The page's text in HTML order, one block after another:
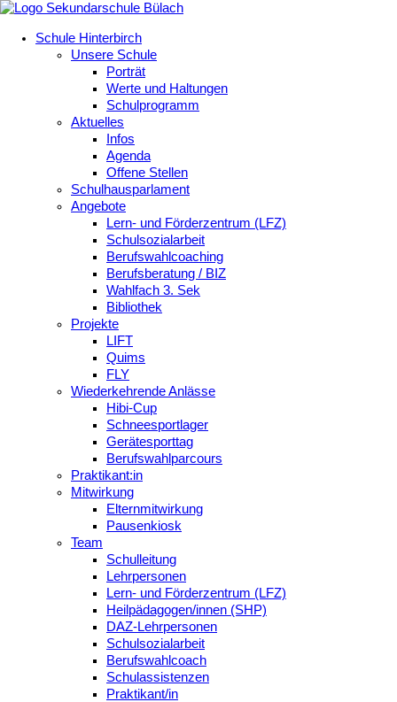
Schule Hinterbirch
Unsere Schule
Porträt
Werte und Haltungen
Schulprogramm
Aktuelles
Infos
Agenda
Offene Stellen
Schulhausparlament
Angebote
Lern- und Förderzentrum (LFZ)
Schulsozialarbeit
Berufswahlcoaching
Berufsberatung / BIZ
Wahlfach 3. Sek
Bibliothek
Projekte
LIFT
Quims
FLY
Wiederkehrende Anlässe
Hibi-Cup
Schneesportlager
Gerätesporttag
Berufswahlparcours
Praktikant:in
Mitwirkung
Elternmitwirkung
Pausenkiosk
Team
Schulleitung
Lehrpersonen
Lern- und Förderzentrum (LFZ)
Heilpädagogen/innen (SHP)
DAZ-Lehrpersonen
Schulsozialarbeit
Berufswahlcoach
Schulassistenzen
Praktikant/in